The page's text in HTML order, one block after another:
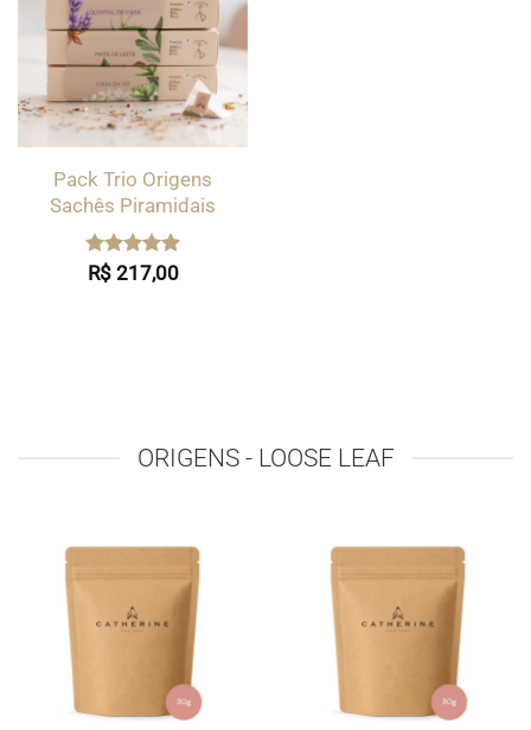
Pack Trio Origens
Sachês Piramidais
Avaliação
R$217,00
ORIGENS - LOOSE LEAF